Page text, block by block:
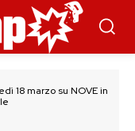
18 marzo su NOVE in